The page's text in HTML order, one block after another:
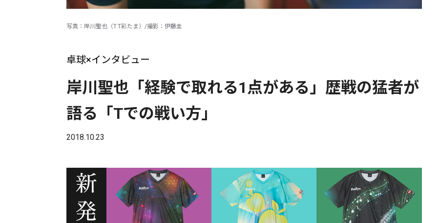
写真：岸川聖也（T.T彩たま）/撮影：伊藤圭
卓球×インタビュー
岸川聖也「経験で取れる1点がある」歴戦の猛者が
語る「Tでの戦い方」
2018.10.23